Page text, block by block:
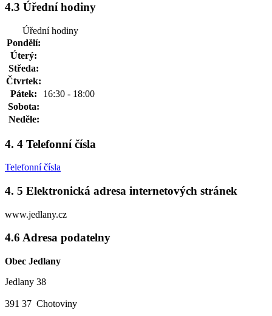
4.3 Úřední hodiny
Úřední hodiny
Pondělí:
Úterý:
Středa:
Čtvrtek:
Pátek:
16:30 - 18:00
Sobota:
Neděle:
4. 4 Telefonní čísla
Telefonní čísla
4. 5 Elektronická adresa internetových stránek
www.jedlany.cz
4.6 Adresa podatelny
Obec Jedlany
Jedlany 38
391 37 Chotoviny